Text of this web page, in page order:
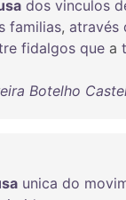
dos vinculos
familias, através
fidalgos que a
Botelho
unica do